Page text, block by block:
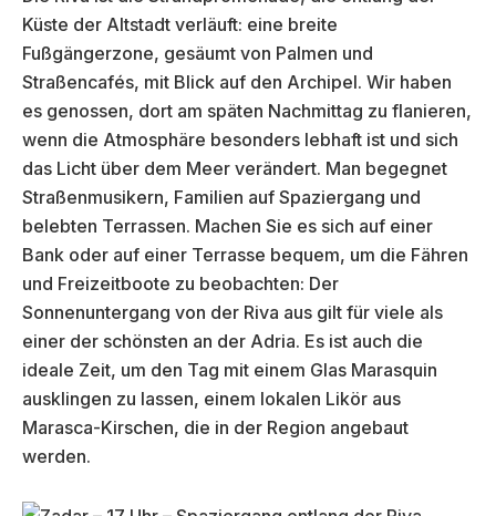
Küste der Altstadt verläuft: eine breite
Fußgängerzone, gesäumt von Palmen und
Straßencafés, mit Blick auf den Archipel. Wir haben
es genossen, dort am späten Nachmittag zu flanieren,
wenn die Atmosphäre besonders lebhaft ist und sich
das Licht über dem Meer verändert. Man begegnet
Straßenmusikern, Familien auf Spaziergang und
belebten Terrassen. Machen Sie es sich auf einer
Bank oder auf einer Terrasse bequem, um die Fähren
und Freizeitboote zu beobachten: Der
Sonnenuntergang von der Riva aus gilt für viele als
einer der schönsten an der Adria. Es ist auch die
ideale Zeit, um den Tag mit einem Glas Marasquin
ausklingen zu lassen, einem lokalen Likör aus
Marasca-Kirschen, die in der Region angebaut
werden.